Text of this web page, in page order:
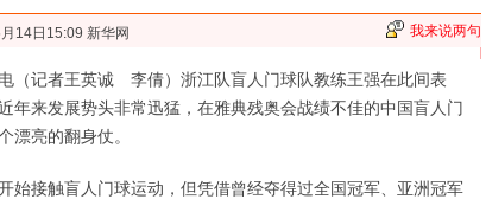
14日15:09 新华网 我来说两句
记者王英诚 李倩）浙江队盲人门球队教练王强在此间表
年来发展势头非常迅猛，在雅典残奥会战绩不佳的中国盲人门
漂亮的翻身仗。
接触盲人门球运动，但凭借曾经夺得过全国冠军、亚洲冠军